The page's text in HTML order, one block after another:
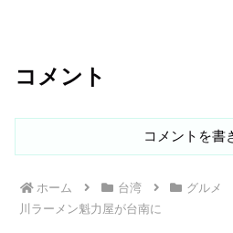
コメント
コメントを書
ホーム 台湾 グルメ
川ラーメン魁力屋が台南に